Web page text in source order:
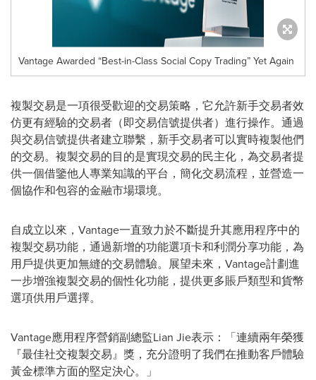
Vantage Awarded “Best-in-Class Social Copy Trading” Yet Again
複製交易是一項很受歡迎的交易策略，它允許新手交易者效
仿更有經驗的交易者（即交易信號提供者）進行操作。通過
與交易信號提供者建立聯繫，新手交易者可以實時複製他們
的交易。複製交易的目的是實現交易的民主化，為交易者提
供一個借鑒他人專業知識的平台，簡化交易流程，並營造一
個協作和包容的金融市場環境。
自成立以來，Vantage一直致力於不斷提升其應用程序中的
複製交易功能，通過新增的功能選項卡和利潤分享功能，為
用戶提供更加無縫的交易體驗。展望未來，Vantage計劃進
一步增強複製交易的個性化功能，提供更多賬戶類型和貨幣
選項供用戶選擇。
Vantage應用程序營銷副總監Lian Jie表示：「連續兩年榮獲
『最佳社交複製交易』獎，充分證明了我們在推動客戶體驗
黃金標準方面的堅定決心。」